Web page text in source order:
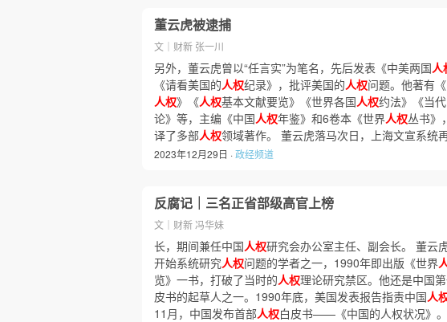
董云虎被逮捕
文｜财新 张一川
另外，董云虎曾以“任言实”为笔名，先后发表《中美两国人
《请看美国的人权纪录》，批评美国的人权问题。他著有
人权》《人权基本文献要览》《世界各国人权约法》《当
论》等，主编《中国人权年鉴》和6卷本《世界人权丛书》
译了多部人权领域著作。 董云虎落马次日，上海文宣系
2023年12月29日 ·政经频道
反腐记｜三名正省部级高官上榜
文｜财新 冯华妹
长，期间兼任中国人权研究会办公室主任、副会长。 董云
开始系统研究人权问题的学者之一，1990年即出版《世界
览》一书，打破了当时的人权理论研究禁区。他还是中国
皮书的起草人之一。1990年底，美国发表报告指责中国人
11月，中国发布首部人权白皮书——《中国的人权状况》